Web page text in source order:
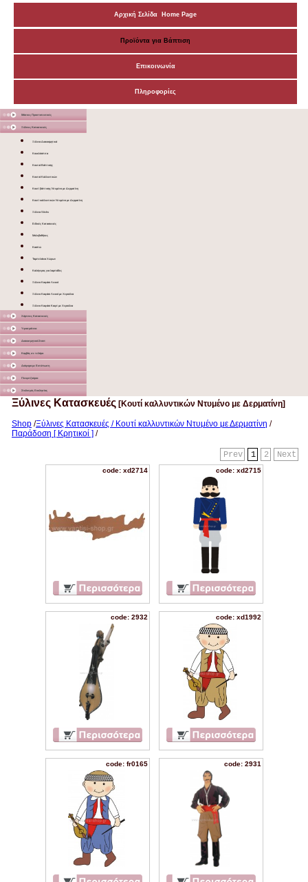
Αρχική Σελίδα Home Page
Προϊόντα για Βάπτιση
Επικοινωνία
Πληροφορίες
Μάσκες Προστατευτικές
Ξύλινες Κατασκευές
Ξύλινα Διακοσμητικά
Κουκλόσπιτα
Κουτιά Βάπτισης
Κουτιά Καλλυντικών
Κουτί βάπτισης Ντυμένο με Δερματίνη
Κουτί καλλυντικών Ντυμένο με Δερματίνη
Ξύλινα Sticks
Ειδικές Κατασκευές
Μολυβοθήκες
Κασπώ
Ταμπελάκια Χώρων
Καλόγερος για λαμπάδες
Ξύλινο Καφάσι Λευκό
Ξύλινο Καφάσι Λευκό με Χερούλια
Ξύλινο Καφάσι Καφέ με Χερούλια
Χάρτινες Κατασκευές
Υφασμάτινα
Διακοσμητικά Σταντ
Καμβάς σε τελάρο
Διάφορα με Εκτύπωση
Γλειφιτζούρια
Στολισμός Εκκλησίας
Ξύλινες Κατασκευές [Κουτί καλλυντικών Ντυμένο με Δερματίνη]
Shop /Ξύλινες Κατασκευές / Κουτί καλλυντικών Ντυμένο με Δερματίνη /
Παράδοση [ Κρητικοί ] /
Next
2
1
Prev
code: xd2714 code: xd2715
code: 2932 code: xd1992
code: fr0165 code: 2931